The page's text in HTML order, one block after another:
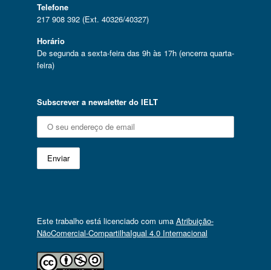
Telefone
217 908 392 (Ext. 40326/40327)
Horário
De segunda a sexta-feira das 9h às 17h (encerra quarta-
feira)
Subscrever a newsletter do IELT
Este trabalho está licenciado com uma Atribuição-
NãoComercial-CompartilhaIgual 4.0 Internacional